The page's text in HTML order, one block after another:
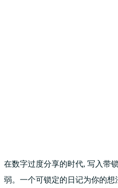
在数字过度分享的时代, 写入带
弱。一个可锁定的日记为你的